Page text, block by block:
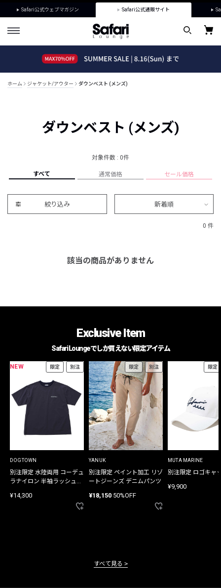
Safari公式ウェブマガジン Safari公式通販サイト
ホーム ジャケット/アウター ダウンベスト (メンズ)
ダウンベスト (メンズ)
対象件数 : 0件
すべて 通常価格 セール価格
絞り込み 新着順
0 件
該当の商品がありません
Exclusive Item
Safari Loungeでしか買えない限定アイテム
NEW 限定 別注
DOGTOWN
別注限定 水陸両用 コーデュ
ラナイロン 半袖ラッシュガ
¥14,300
限定 別注
YANUK
別注限定 ペイント加工 リゾ
ートジーンズ デニムパンツ
¥18,150 50%OFF
限定
MUTA MARINE
別注限定 ロゴキャ
¥9,900
すべて見る